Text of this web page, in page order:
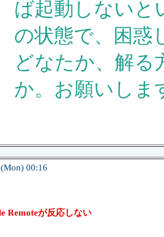
ば起動しないと
の状態で、困惑
どなたか、解
か。お願いしま
00:16
Remoteが反応しない